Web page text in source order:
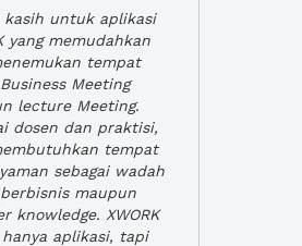
kasih untuk aplikasi
yang memudahkan
tempat
Meeting
lecture Meeting.
dosen dan praktisi,
tempat
sebagai wadah
maupun
knowledge. XWORK
aplikasi, tapi